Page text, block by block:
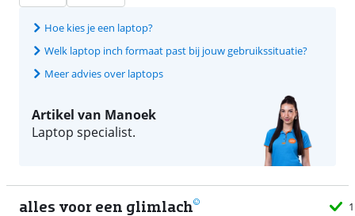
Hoe kies je een laptop?
Welk laptop inch formaat past bij jouw gebruikssituatie?
Meer advies over laptops
Artikel van Manoek
Laptop specialist.
alles voor een glimlach